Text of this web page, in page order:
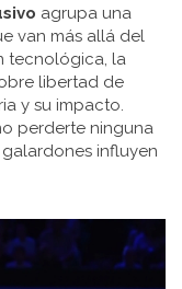
agrupa una
van más allá del
tecnológica, la
libertad de
y su impacto.
perderte ninguna
influyen